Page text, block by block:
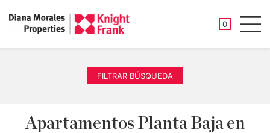
0
FILTRAR BÚSQUEDA
Apartamentos Planta Baja en